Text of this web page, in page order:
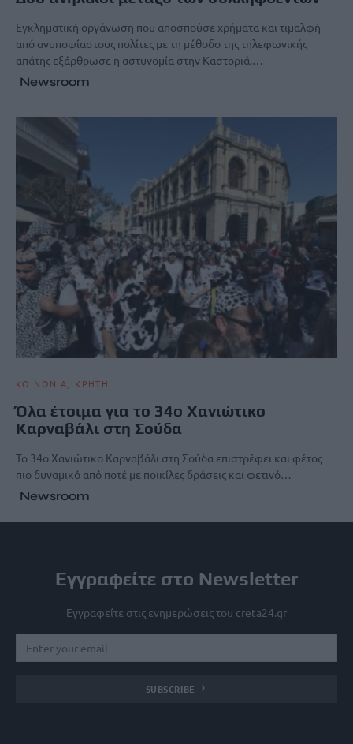
Εγκληματική οργάνωση που αποσπούσε χρήματα και τιμαλφή
από ανυποψίαστους πολίτες με τη μέθοδο της τηλεφωνικής
απάτης εξάρθρωσε η αστυνομία στην Καστοριά,…
Newsroom
ΚΟΙΝΩΝΙΑ ΚΡΗΤΗ
Όλα έτοιμα για το 34ο Χανιώτικο
Καρναβάλι στη Σούδα
Το 34ο Χανιώτικο Καρναβάλι στη Σούδα επιστρέφει και φέτος
πιο δυναμικό από ποτέ με ποικίλες δράσεις και φετινό…
Newsroom
Εγγραφείτε στο Newsletter
Εγγραφείτε στις ενημερώσεις του creta24.gr
SUBSCRIBE